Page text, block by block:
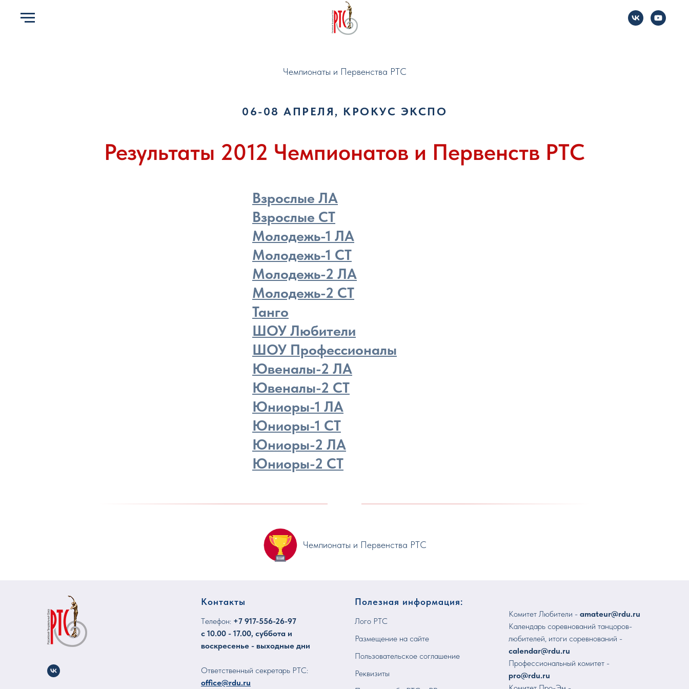
Чемпионаты и Первенства РТС
06-08 АПРЕЛЯ, КРОКУС ЭКСПО
Результаты 2012 Чемпионатов и Первенств РТС
Взрослые ЛА
Взрослые СТ
Молодежь-1 ЛА
Молодежь-1 СТ
Молодежь-2 ЛА
Молодежь-2 СТ
Танго
ШОУ Любители
ШОУ Профессионалы
Ювеналы-2 ЛА
Ювеналы-2 СТ
Юниоры-1 ЛА
Юниоры-1 СТ
Юниоры-2 ЛА
Юниоры-2 СТ
Чемпионаты и Первенства РТС
Контакты
Tелефон: +7 917-556-26-97
с 10.00 - 17.00, суббота и
воскресенье - выходные дни
Ответственный секретарь РТС:
office@rdu.ru
Полезная информация:
Лого РТС
Размещение на сайте
Пользовательское соглашение
Реквизиты
Комитет Любители - amateur@rdu.ru
Календарь соревнований танцоров-
любителей, итоги соревнований -
calendar@rdu.ru
Профессиональный комитет -
pro@rdu.ru